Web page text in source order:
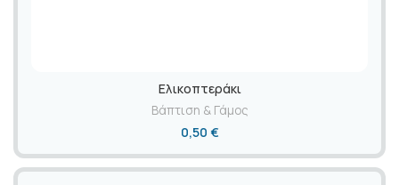
Ελικοπτεράκι
Βάπτιση & Γάμος
0,50 €